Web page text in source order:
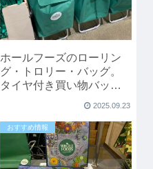
ホールフーズのローリン
グ・トロリー・バッグ。
タイヤ付き買い物バッ
2025.09.23
おすすめ情報